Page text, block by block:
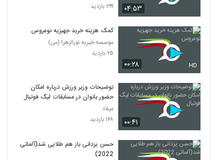
۰۴:۵۳
۲۹۹ بازدید
۰۰:۲۸ HD
کمک هزینه خرید جهیزیه نوعروس
موسسه خیریه نورالزهرا (س)
۲۵ بازدید
۰۰:۴۱
توضیحات وزیر ورزش درباره امکان
حضور بانوان در مسابقات لیگ فوتبال
میلاد
۱۶۸ بازدید
حسن یزدانی باز هم طلایی شد(آلماتی
2022)